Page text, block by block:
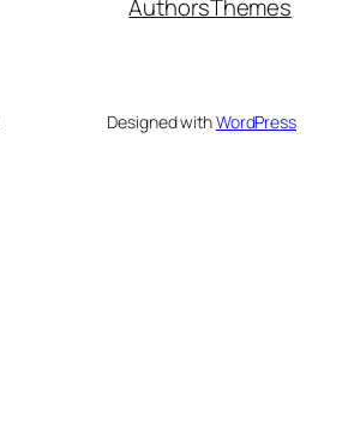
AuthorsThemes
Designed withWordPress